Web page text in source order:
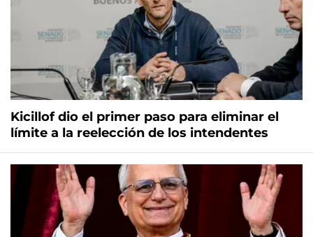
Kicillof dio el primer paso para eliminar el
límite a la reelección de los intendentes